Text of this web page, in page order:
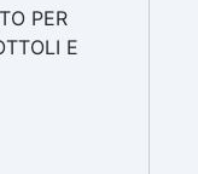
in spugna di
e resistenza
spugna si
e priva di